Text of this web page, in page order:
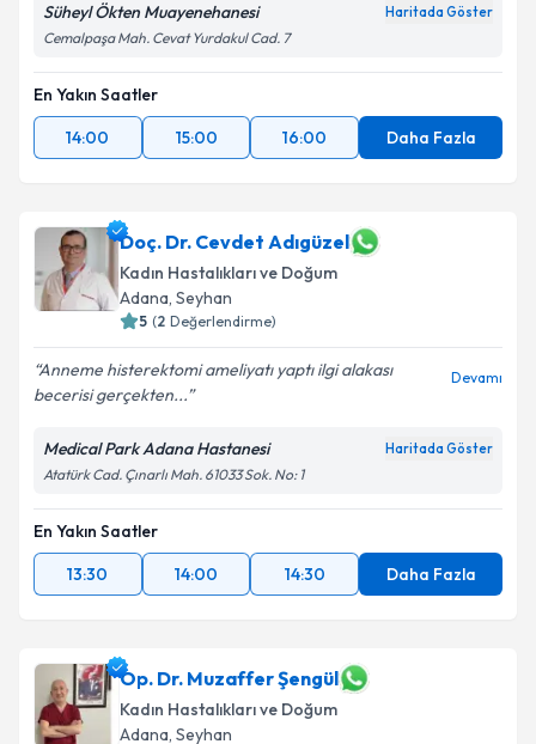
Süheyl Ökten Muayenehanesi Haritada Göster
Cemalpaşa Mah. Cevat Yurdakul Cad. 7
En Yakın Saatler
14:00
15:00 16:00 Daha Fazla
Doç. Dr. Cevdet Adıgüzel
Kadın Hastalıkları ve Doğum
Adana, Seyhan
5 (2 Değerlendirme)
Anneme histerektomi ameliyatı yaptı ilgi alakası
becerisi gerçekten...
Devamı
Medical Park Adana Hastanesi Haritada Göster
Atatürk Cad. Çınarlı Mah. 61033 Sok. No: 1
En Yakın Saatler
13:30
14:00 14:30 Daha Fazla
Op. Dr. Muzaffer Şengül
Kadın Hastalıkları ve Doğum
Adana, Seyhan